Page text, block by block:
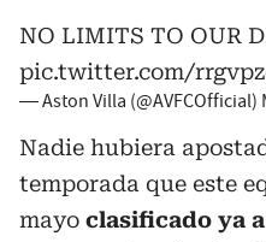
NO LIMITS TO OUR
pic.twitter.com/
— Aston Villa (@AVFCOfficial)
Nadie hubiera
temporada que este
mayo clasificado ya